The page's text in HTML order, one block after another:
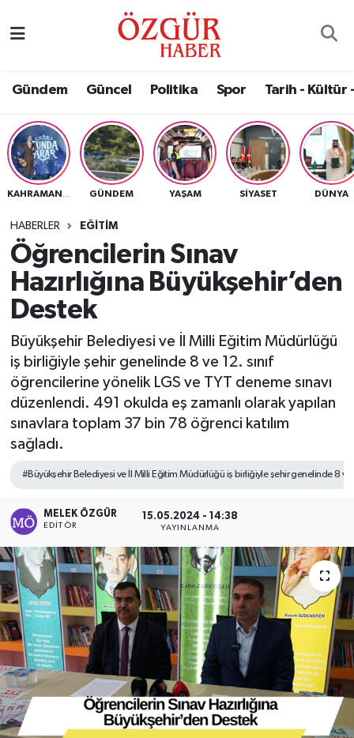
Gündem Güncel Politika Spor Tarih - Kültür
GÜNDEM YAŞAM SIYASET DÜNYA
HABERLER EĞITIM
Öğrencilerin Sınav
Hazırlığına Büyükşehir’den
Destek
Büyükşehir Belediyesi ve İl Milli Eğitim Müdürlüğü
iş birliğiyle şehir genelinde 8 ve 12. sınıf
öğrencilerine yönelik LGS ve TYT deneme sınavı
düzenlendi. 491 okulda eş zamanlı olarak yapılan
sınavlara toplam 37 bin 78 öğrenci katılım
sağladı.
#Büyükşehir Belediyesi ve İl Milli Eğitim Müdürlüğü iş birliğiyle şehir genelinde 8 ve
MELEK ÖZGÜR
EDITÖR
15.05.2024 - 14:38
YAYINLANMA
Eğitim
Ekonomi
Güncel
Gündem
Magazin
Politika
Sağlık
Spor
Nöbetçi Eczaneler
Namaz Vakitleri
Trafik Durumu
Süper Lig Puan Durumu ve Fikstür
Tüm Manşetler
Son Dakika Haberleri
Haber Arşivi